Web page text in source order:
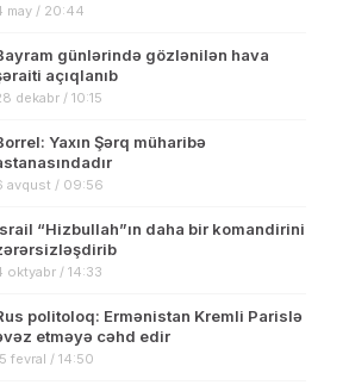
may / 20:44
günlərində gözlənilən hava
açıqlanıb
dekabr / 10:15
Yaxın Şərq müharibə
avqust / 09:56
“Hizbullah”ın daha bir komandirini
oktyabr / 14:33
politoloq: Ermənistan Kremli Parislə
etməyə cəhd edir
fevral / 14:50